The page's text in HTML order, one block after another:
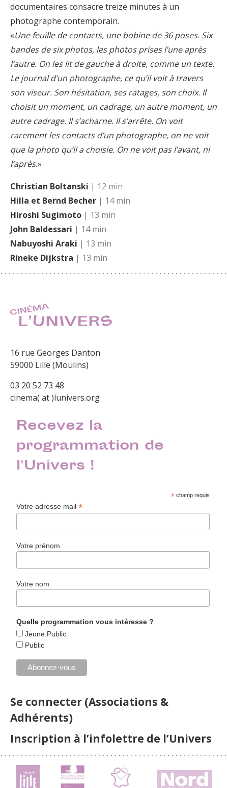
documentaires consacre treize minutes à un
photographe contemporain.
«Une feuille de contacts, une bobine de 36 poses. Six
bandes de six photos, les photos prises l’une après
l’autre. On les lit de gauche à droite, comme un texte.
Le journal d’un photographe, ce qu’il voit à travers
son viseur. Son hésitation, ses ratages, son choix. Il
choisit un moment, un cadrage, un autre moment, un
autre cadrage. Il s’acharne. Il s’arrête. On voit
rarement les contacts d’un photographe, on ne voit
que la photo qu’il a choisie. On ne voit pas l’avant, ni
l’après.»
Christian Boltanski | 12 min
Hilla et Bernd Becher | 14 min
Hiroshi Sugimoto | 13 min
John Baldessari | 14 min
Nabuyoshi Araki | 13 min
Rineke Dijkstra | 13 min
16 rue Georges Danton
59000 Lille (Moulins)
03 20 52 73 48
cinema( at )lunivers.org
Recevez la
programmation de
l'Univers !
* champ requis
Votre adresse mail*
Votre prénom
Votre nom
Quelle programmation vous intéresse ?
Jeune Public
Public
Se connecter (Associations &
Adhérents)
Inscription à l’infolettre de l’Univers